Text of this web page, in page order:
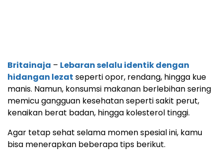
Britainaja – Lebaran selalu identik dengan
hidangan lezat seperti opor, rendang, hingga kue
manis. Namun, konsumsi makanan berlebihan sering
memicu gangguan kesehatan seperti sakit perut,
kenaikan berat badan, hingga kolesterol tinggi.
Agar tetap sehat selama momen spesial ini, kamu
bisa menerapkan beberapa tips berikut.